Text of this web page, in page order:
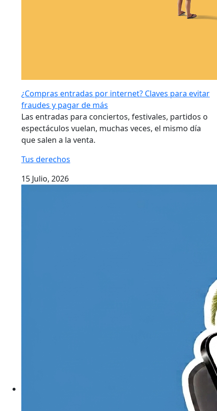
¿Compras entradas por internet? Claves para evitar
fraudes y pagar de más
Las entradas para conciertos, festivales, partidos o
espectáculos vuelan, muchas veces, el mismo día
que salen a la venta.
Tus derechos
15 Julio, 2026